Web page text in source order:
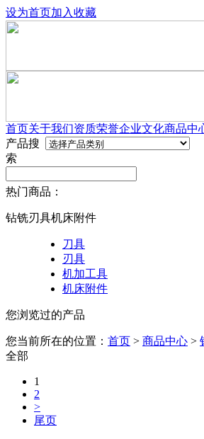
设为首页加入收藏
首页关于我们资质荣誉企业文化商品中
产品搜
索
热门商品：
钻铣刃具机床附件
刀具
刃具
机加工具
机床附件
您浏览过的产品
您当前所在的位置： 首页 > 商品中心 >
全部
1
2
>
尾页